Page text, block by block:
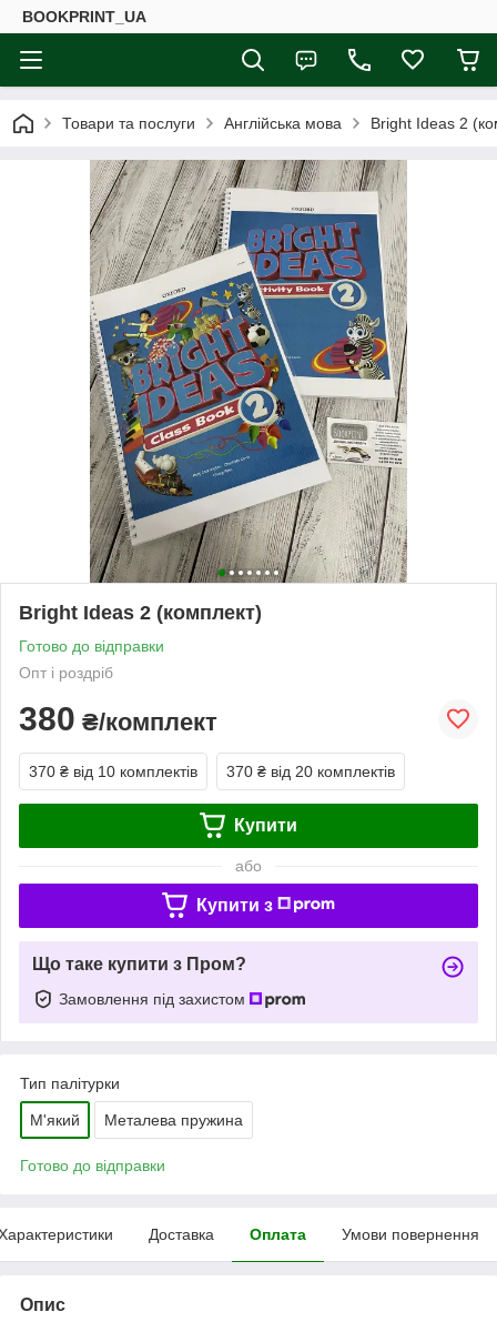
BOOKPRINT_UA
Товари та послуги Англійська мова Bright Ideas 2
Bright Ideas 2 (комплект)
Готово до відправки
Опт і роздріб
380 ₴/комплект
370 ₴ від 10 комплектів 370 ₴ від 20 комплектів
Купити
або
Купити з
Що таке купити з Пром?
Замовлення під захистом
Тип палітурки
М'який Металева пружина
Готово до відправки
Доставка Оплата Умови повернення
Опис